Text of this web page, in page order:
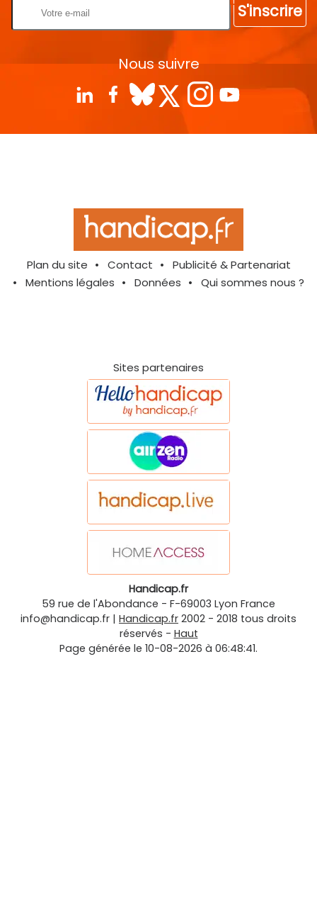
S'inscrire
Nous suivre
Plan du site Contact
Publicité & Partenariat
Mentions légales
Données Qui sommes nous ?
Sites partenaires
Handicap.fr
59 rue de l'Abondance - F-69003 Lyon France
info@handicap.fr | Handicap.fr 2002 - 2018 tous droits
réservés - Haut
Page générée le 10-08-2026 à 06:48:41.